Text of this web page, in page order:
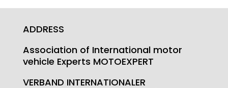
ADDRESS
Association of International motor
vehicle Experts MOTOEXPERT
VERBAND INTERNATIONALER